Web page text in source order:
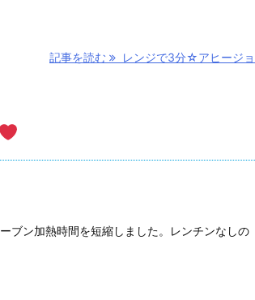
記事を読む
レンジで3分☆アヒージョ
ブン加熱時間を短縮しました。レンチンなしの